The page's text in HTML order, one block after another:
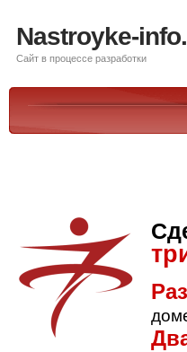
Nastroyke-
Сайт в процессе разработки